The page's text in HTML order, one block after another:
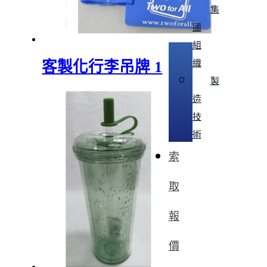
集
團
組
織
製
造
技
術
索
取
報
價
客製化行李吊牌 1